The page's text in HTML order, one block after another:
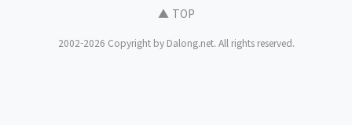
▲ TOP
2002-2026 Copyright by Dalong.net. All rights reserved.